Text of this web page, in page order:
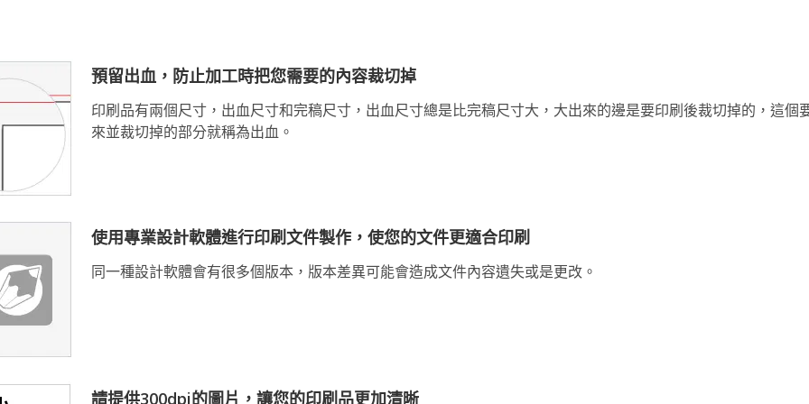
預留出血，防止加工時把您需要的內容裁切掉
印刷品有兩個尺寸，出血尺寸和完稿尺寸，出血尺寸總是比完稿尺寸大，大出來的邊是要印刷後裁切掉的，這個
來並裁切掉的部分就稱為出血。
使用專業設計軟體進行印刷文件製作，使您的文件更適合印刷
同一種設計軟體會有很多個版本，版本差異可能會造成文件內容遺失或是更改。
請提供300dpi的圖片，讓您的印刷品更加清晰